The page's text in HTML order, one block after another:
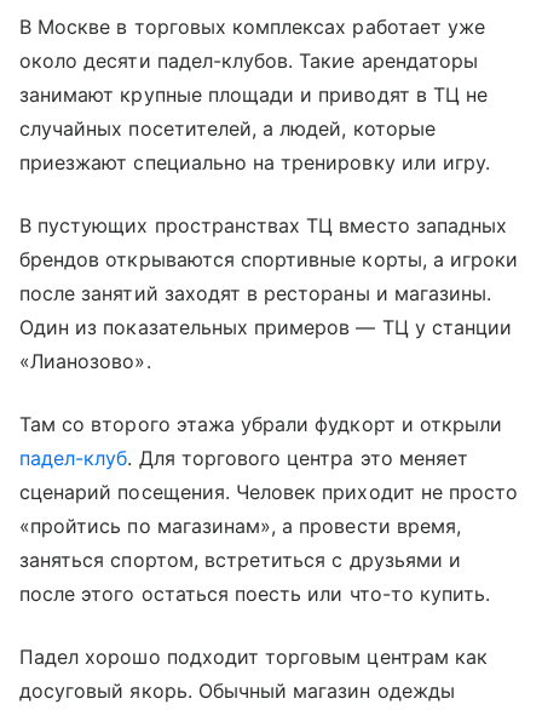
В Москве в торговых комплексах работает уже
около десяти падел-клубов. Такие арендаторы
занимают крупные площади и приводят в ТЦ не
случайных посетителей, а людей, которые
приезжают специально на тренировку или игру.
В пустующих пространствах ТЦ вместо западных
брендов открываются спортивные корты, а игроки
после занятий заходят в рестораны и магазины.
Один из показательных примеров — ТЦ у станции
«Лианозово».
Там со второго этажа убрали фудкорт и открыли
падел-клуб. Для торгового центра это меняет
сценарий посещения. Человек приходит не просто
«пройтись по магазинам», а провести время,
заняться спортом, встретиться с друзьями и
после этого остаться поесть или что-то купить.
Падел хорошо подходит торговым центрам как
досуговый якорь. Обычный магазин одежды